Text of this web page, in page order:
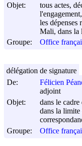
Objet:
tous actes,
les dépenses
Mali, dans la
Groupe:
Office
De:
Félicien
adjoint
Objet:
dans le
dans la limite
Groupe:
Office
délégation de signature